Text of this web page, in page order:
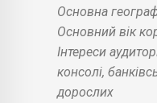
Основна
Основний вік
Інтереси
консолі,
дорослих